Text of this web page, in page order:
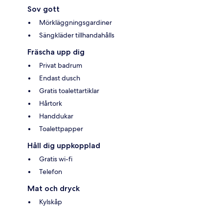
Sov gott
Mörkläggningsgardiner
Sängkläder tillhandahålls
Fräscha upp dig
Privat badrum
Endast dusch
Gratis toalettartiklar
Hårtork
Handdukar
Toalettpapper
Håll dig uppkopplad
Gratis wi-fi
Telefon
Mat och dryck
Kylskåp